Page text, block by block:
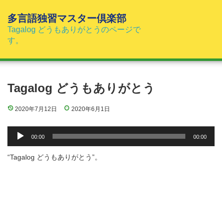
へ
多言語独習マスター倶楽部
Tagalog どうもありがとうのページで
す。
Tagalog どうもありがとう
2020年7月12日 2020年6月1日
プ
00:00 00:00
“Tagalog どうもありがとう”。